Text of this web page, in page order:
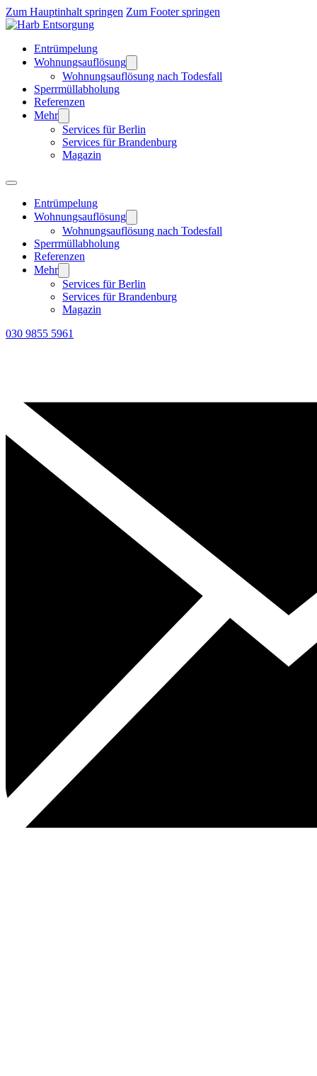
Zum Hauptinhalt springen Zum Footer springen
Entrümpelung
Wohnungsauflösung
Wohnungsauflösung nach Todesfall
Sperrmüllabholung
Referenzen
Mehr
Services für Berlin
Services für Brandenburg
Magazin
Entrümpelung
Wohnungsauflösung
Wohnungsauflösung nach Todesfall
Sperrmüllabholung
Referenzen
Mehr
Services für Berlin
Services für Brandenburg
Magazin
030 9855 5961